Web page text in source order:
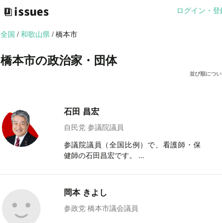
ログイン・登
全国 /和歌山県 / 橋本市
橋本市の政治家・団体
並び順につ
石田 昌宏
自民党 参議院議員
参議院議員（全国比例）で、看護師・保
健師の石田昌宏です。 ...
岡本 きよし
参政党 橋本市議会議員